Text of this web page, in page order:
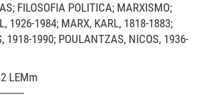
FILOSOFIA POLITICA; MARXISMO;
1926-1984; MARX, KARL, 1818-1883;
1918-1990; POULANTZAS, NICOS, 1936-
LEMm